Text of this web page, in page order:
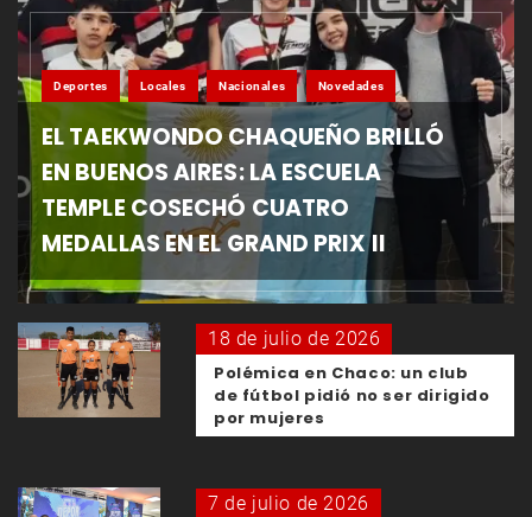
Deportes Locales Nacionales Novedades
EL TAEKWONDO CHAQUEÑO BRILLÓ
EN BUENOS AIRES: LA ESCUELA
TEMPLE COSECHÓ CUATRO
MEDALLAS EN EL GRAND PRIX II
18 de julio de 2026
Polémica en Chaco: un club
de fútbol pidió no ser dirigido
por mujeres
7 de julio de 2026